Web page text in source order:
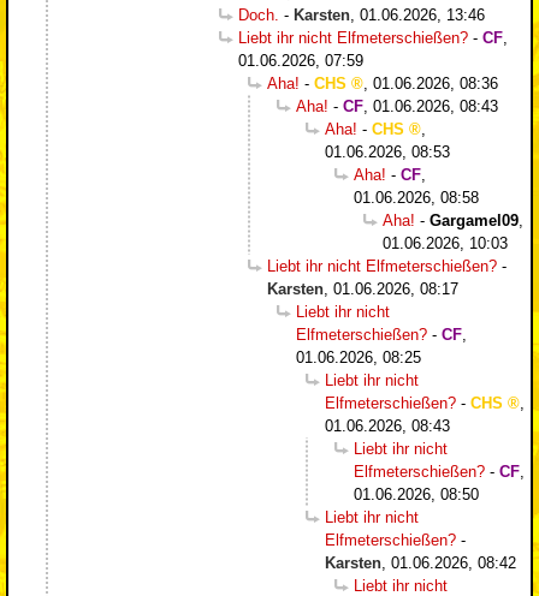
Doch. - Karsten 01.06.2026, 13:46
Liebt ihr nicht Elfmeterschießen? - CF
01.06.2026, 07:59
Aha! - CHS
01.06.2026, 08:36
Aha! - CF 01.06.2026, 08:43
Aha! - CHS
01.06.2026, 08:53
Aha! - CF
01.06.2026, 08:58
Aha! - Gargamel09
01.06.2026, 10:03
Liebt ihr nicht Elfmeterschießen? -
Karsten 01.06.2026, 08:17
Liebt ihr nicht
Elfmeterschießen? - CF
01.06.2026, 08:25
Liebt ihr nicht
Elfmeterschießen? - CHS
01.06.2026, 08:43
Liebt ihr nicht
Elfmeterschießen? - CF
01.06.2026, 08:50
Liebt ihr nicht
Elfmeterschießen? -
Karsten 01.06.2026, 08:42
Liebt ihr nicht